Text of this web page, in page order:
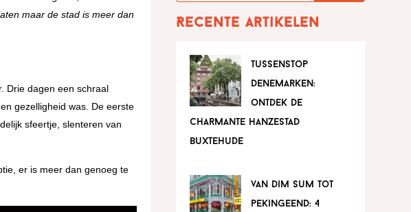
maar de stad is meer dan
Drie dagen een schraal
gezelligheid was. De eerste
sfeertje, slenteren van
er is meer dan genoeg te
Recente artikelen
tussenstop
denemarken:
ontdek de
charmante hanzestad
buxtehude
van dim sum tot
pekingeend: 4